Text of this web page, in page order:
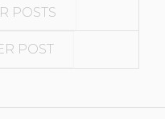
POSTS
POST